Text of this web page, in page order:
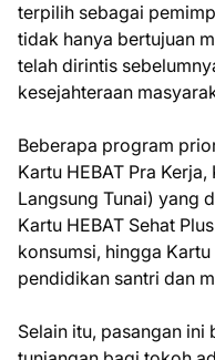
terpilih sebagai
tidak hanya bertujuan
telah dirintis
kesejahteraan
Beberapa program
Kartu HEBAT Pra Kerja,
Langsung Tunai) yang
Kartu HEBAT Sehat
konsumsi, hingga
pendidikan santri dan
Selain itu, pasangan